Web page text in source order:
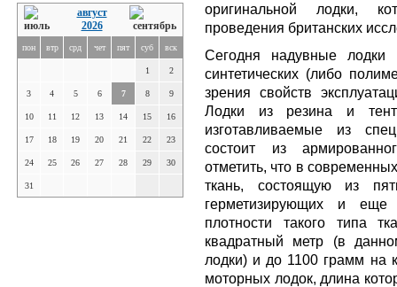
август
2026
пон втр срд чет пят суб вск
1 2
3 4 5 6 7 8 9
10 11 12 13 14 15 16
17 18 19 20 21 22 23
24 25 26 27 28 29 30
31
оригинальной лодки,
проведения британских
Сегодня надувные лодки
синтетических (либо
зрения свойств
Лодки из резина и
изготавливаемые из
состоит из
отметить, что в
ткань, состоящую из
герметизирующих и
плотности такого типа
квадратный метр (в
лодки) и до 1100 грамм на
моторных лодок, длина